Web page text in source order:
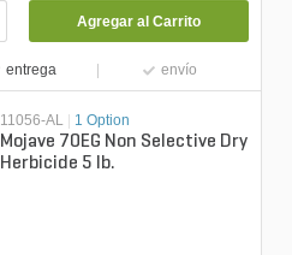
Agregar al Carrito
entrega envío
11056-AL | 1 Option
Mojave 70EG Non Selective Dry
Herbicide 5 lb.